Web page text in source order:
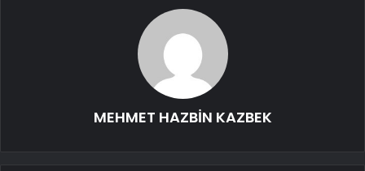
MEHMET HAZBİN KAZBEK